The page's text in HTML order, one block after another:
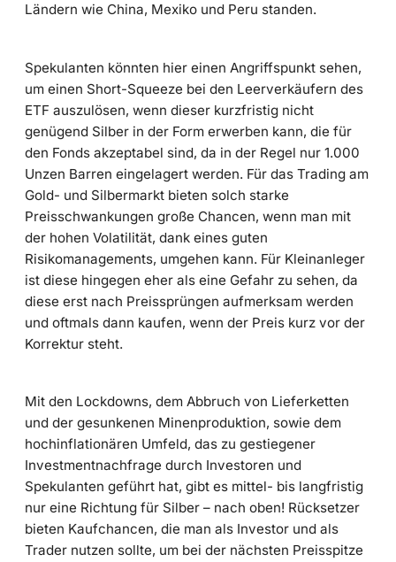
Ländern wie China, Mexiko und Peru standen.
Spekulanten könnten hier einen Angriffspunkt sehen,
um einen Short-Squeeze bei den Leerverkäufern des
ETF auszulösen, wenn dieser kurzfristig nicht
genügend Silber in der Form erwerben kann, die für
den Fonds akzeptabel sind, da in der Regel nur 1.000
Unzen Barren eingelagert werden. Für das Trading am
Gold- und Silbermarkt bieten solch starke
Preisschwankungen große Chancen, wenn man mit
der hohen Volatilität, dank eines guten
Risikomanagements, umgehen kann. Für Kleinanleger
ist diese hingegen eher als eine Gefahr zu sehen, da
diese erst nach Preissprüngen aufmerksam werden
und oftmals dann kaufen, wenn der Preis kurz vor der
Korrektur steht.
Mit den Lockdowns, dem Abbruch von Lieferketten
und der gesunkenen Minenproduktion, sowie dem
hochinflationären Umfeld, das zu gestiegener
Investmentnachfrage durch Investoren und
Spekulanten geführt hat, gibt es mittel- bis langfristig
nur eine Richtung für Silber – nach oben! Rücksetzer
bieten Kaufchancen, die man als Investor und als
Trader nutzen sollte, um bei der nächsten Preisspitze